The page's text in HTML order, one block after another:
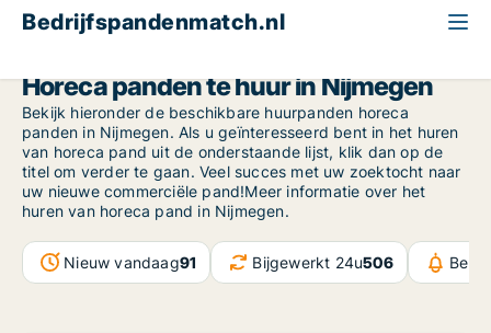
Bedrijfspandenmatch.nl
Horeca panden te huur in Nijmegen
Bekijk hieronder de beschikbare huurpanden horeca
panden in Nijmegen. Als u geïnteresseerd bent in het huren
van horeca pand uit de onderstaande lijst, klik dan op de
titel om verder te gaan. Veel succes met uw zoektocht naar
uw nieuwe commerciële pand!Meer informatie over het
huren van horeca pand in Nijmegen.
Nieuw vandaag91 Bijgewerkt 24u506